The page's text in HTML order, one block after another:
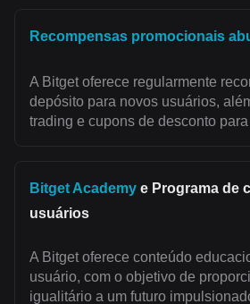
Recompensas promocionais
A Bitget oferece regularmente
depósito para novos usuários,
trading e cupons de desconto
Bitget Academy e Programa de
usuários
A Bitget oferece conteúdo
usuário, com o objetivo de
igualitário a um futuro